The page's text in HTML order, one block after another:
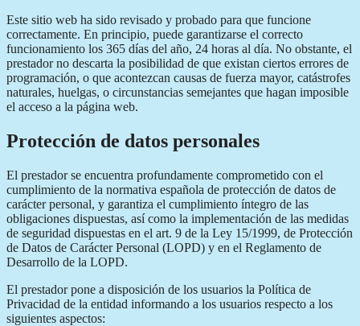
Este sitio web ha sido revisado y probado para que funcione
correctamente. En principio, puede garantizarse el correcto
funcionamiento los 365 días del año, 24 horas al día. No obstante, el
prestador no descarta la posibilidad de que existan ciertos errores de
programación, o que acontezcan causas de fuerza mayor, catástrofes
naturales, huelgas, o circunstancias semejantes que hagan imposible
el acceso a la página web.
Protección de datos personales
El prestador se encuentra profundamente comprometido con el
cumplimiento de la normativa española de protección de datos de
carácter personal, y garantiza el cumplimiento íntegro de las
obligaciones dispuestas, así como la implementación de las medidas
de seguridad dispuestas en el art. 9 de la Ley 15/1999, de Protección
de Datos de Carácter Personal (LOPD) y en el Reglamento de
Desarrollo de la LOPD.
El prestador pone a disposición de los usuarios la Política de
Privacidad de la entidad informando a los usuarios respecto a los
siguientes aspectos: